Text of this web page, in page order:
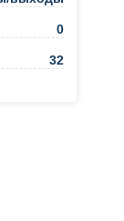
0
32